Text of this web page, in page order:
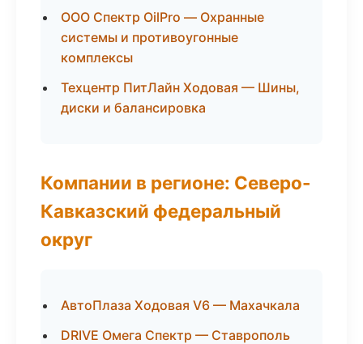
ООО Спектр OilPro — Охранные
системы и противоугонные
комплексы
Техцентр ПитЛайн Ходовая — Шины,
диски и балансировка
Компании в регионе: Северо-
Кавказский федеральный
округ
АвтоПлаза Ходовая V6 — Махачкала
DRIVE Омега Спектр — Ставрополь